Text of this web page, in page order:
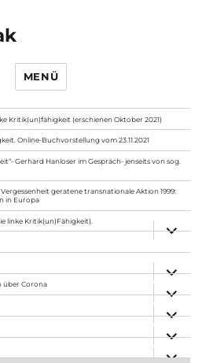
MENÜ
Kritik(un)fähigkeit (erschienen Oktober 2021)
Online-Buchvorstellung vom 23.11.2021
Gerhard Hanloser im Gespräch- jenseits von sog.
geratene transnationale Aktion 1999:
in Europa
linke Kritik(un)Fähigkeit).
anzeigen
anzeigen
über Corona
anzeigen
anzeigen
anzeigen